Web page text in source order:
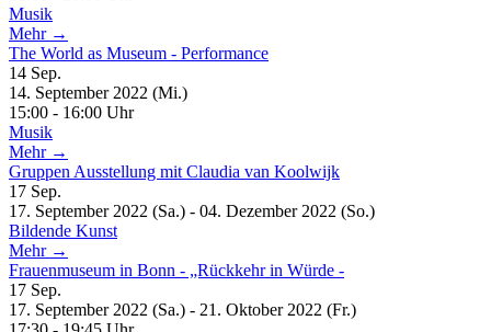
Musik
Mehr →
The World as Museum - Performance
14 Sep.
14. September 2022 (Mi.)
15:00 - 16:00 Uhr
Musik
Mehr →
Gruppen Ausstellung mit Claudia van Koolwijk
17 Sep.
17. September 2022 (Sa.) - 04. Dezember 2022 (So.)
Bildende Kunst
Mehr →
Frauenmuseum in Bonn - „Rückkehr in Würde -
17 Sep.
17. September 2022 (Sa.) - 21. Oktober 2022 (Fr.)